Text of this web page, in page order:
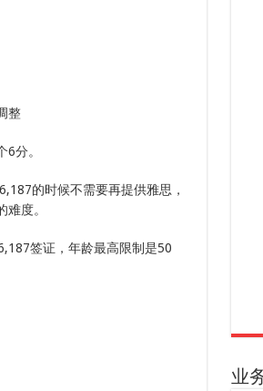
整
分。
的时候不需要再提供雅思，
度。
签证，年龄最高限制是50
业